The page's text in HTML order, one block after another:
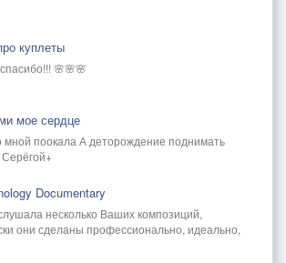
куплеты
🌸🌸🌸
мое сердце
мной поокала А деторождение поднимать
Documentary
несколько Ваших композиций,
они сделаны профессионально, идеально,